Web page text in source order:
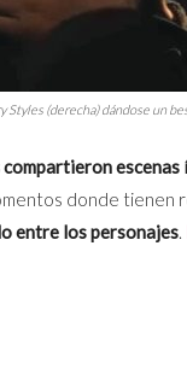
Styles (derecha) dándose un
escenas
donde tienen
entre los personajes.